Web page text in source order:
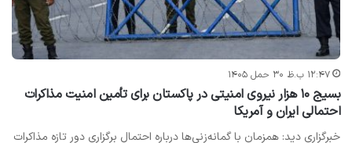
۱۲:۴۷ ب.ظ ۳۰ حمل ۱۴۰۵
بسیج ۱۰ هزار نیروی امنیتی در پاکستان برای تأمین امنیت مذاکرات
احتمالی ایران و آمریکا
خبرگزاری دید: همزمان با گمانه‌زنی‌ها درباره احتمال برگزاری دور تازه مذاکرات